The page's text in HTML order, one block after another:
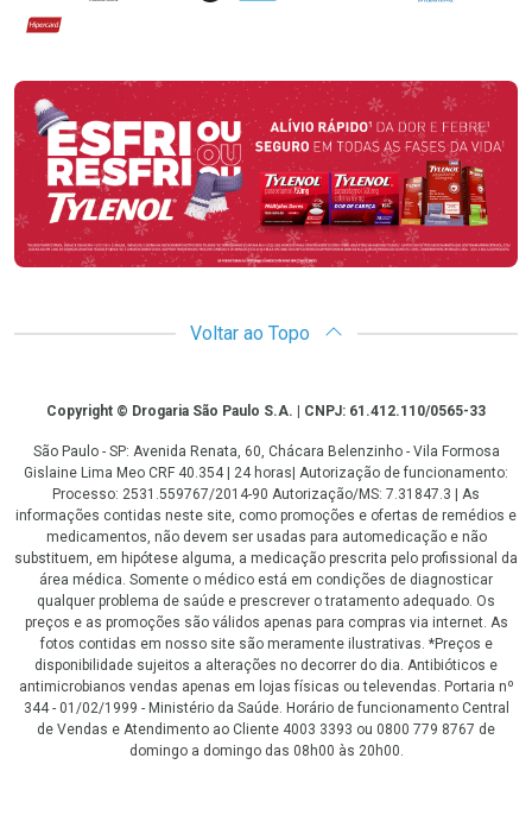
Hipercard
Promoção em Destaque
Voltar ao Topo
CopyrightCopyright © Drogaria São Paulo S.A. | CNPJ: 61.412.110/0565-33
São Paulo - SP: Avenida Renata, 60, Chácara Belenzinho - Vila Formosa
Gislaine Lima Meo CRF 40.354 | 24 horas| Autorização de funcionamento:
Processo: 2531.559767/2014-90 Autorização/MS: 7.31847.3 | As
informações contidas neste site, como promoções e ofertas de remédios e
medicamentos, não devem ser usadas para automedicação e não
substituem, em hipótese alguma, a medicação prescrita pelo profissional da
área médica. Somente o médico está em condições de diagnosticar
qualquer problema de saúde e prescrever o tratamento adequado. Os
preços e as promoções são válidos apenas para compras via internet. As
fotos contidas em nosso site são meramente ilustrativas. *Preços e
disponibilidade sujeitos a alterações no decorrer do dia. Antibióticos e
antimicrobianos vendas apenas em lojas físicas ou televendas. Portaria nº
344 - 01/02/1999 - Ministério da Saúde. Horário de funcionamento Central
de Vendas e Atendimento ao Cliente 4003 3393 ou 0800 779 8767 de
domingo a domingo das 08h00 às 20h00.